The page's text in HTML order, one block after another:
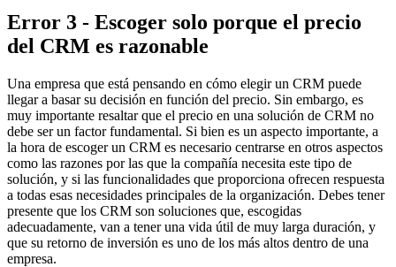
Error 3 - Escoger solo porque el precio
del CRM es razonable
Una empresa que está pensando en cómo elegir un CRM puede
llegar a basar su decisión en función del precio. Sin embargo, es
muy importante resaltar que el precio en una solución de CRM no
debe ser un factor fundamental. Si bien es un aspecto importante, a
la hora de escoger un CRM es necesario centrarse en otros aspectos
como las razones por las que la compañía necesita este tipo de
solución, y si las funcionalidades que proporciona ofrecen respuesta
a todas esas necesidades principales de la organización. Debes tener
presente que los CRM son soluciones que, escogidas
adecuadamente, van a tener una vida útil de muy larga duración, y
que su retorno de inversión es uno de los más altos dentro de una
empresa.